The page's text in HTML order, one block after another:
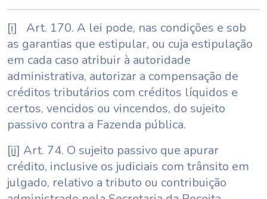
[i] Art. 170. A lei pode, nas condições e sob
as garantias que estipular, ou cuja estipulação
em cada caso atribuir à autoridade
administrativa, autorizar a compensação de
créditos tributários com créditos líquidos e
certos, vencidos ou vincendos, do sujeito
passivo contra a Fazenda pública.
[ii] Art. 74. O sujeito passivo que apurar
crédito, inclusive os judiciais com trânsito em
julgado, relativo a tributo ou contribuição